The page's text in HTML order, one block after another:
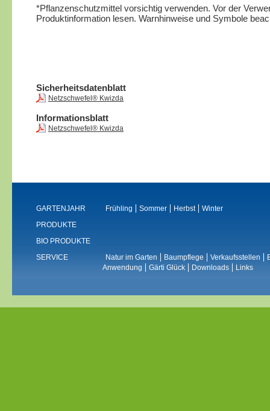
*Pflanzenschutzmittel vorsichtig verwenden. Vor der
Produktinformation lesen. Warnhinweise und Symbole
Sicherheitsdatenblatt
Netzschwefel® Kwizda
Informationsblatt
Netzschwefel® Kwizda
GARTENJAHR Frühling Sommer Herbst
Winter
PRODUKTE
BIO PRODUKTE
SERVICE
Natur im Garten Baumpflege Verkaufsstellen
Anwendung
Gärti Glück Downloads Links